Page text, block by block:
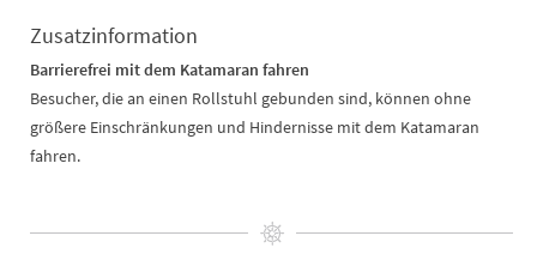
Zusatzinformation
Barrierefrei mit dem Katamaran fahren
Besucher, die an einen Rollstuhl gebunden sind, können ohne
größere Einschränkungen und Hindernisse mit dem Katamaran
fahren.